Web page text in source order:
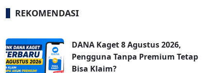
REKOMENDASI
DANA Kaget 8 Agustus 2026,
Pengguna Tanpa Premium Tetap
Bisa Klaim?